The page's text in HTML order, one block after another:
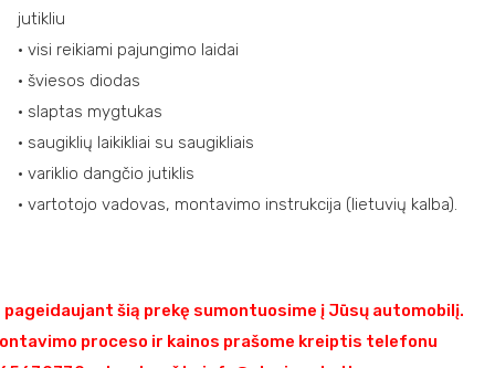
jutikliu
• visi reikiami pajungimo laidai
• šviesos diodas
• slaptas mygtukas
• saugiklių laikikliai su saugikliais
• variklio dangčio jutiklis
• vartotojo vadovas, montavimo instrukcija (lietuvių kalba).
pageidaujant šią prekę sumontuosime į Jūsų automobilį.
proceso ir kainos prašome kreiptis telefonu